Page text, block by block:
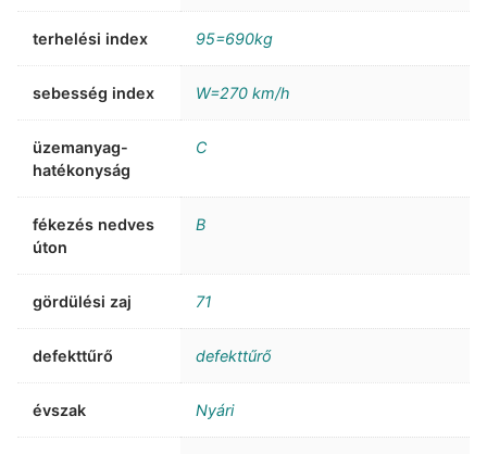
terhelési index 95=690kg
sebesség index W=270 km/h
üzemanyag-
hatékonyság
C
fékezés nedves
úton
B
gördülési zaj 71
defekttűrő defekttűrő
évszak Nyári